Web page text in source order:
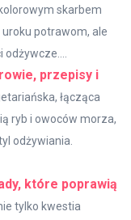
skarbem
potrawom, ale
przepisy i
łącząca
ryb i owoców morza,
odżywiania.
które poprawią
tylko kwestia